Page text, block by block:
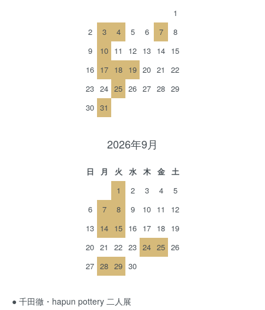
1
2
3 4 5 6 7
8
9
10 11 12 13 14 15
16 17 18 19 20 21
22
23 24 25 26 27 28 29
30 31
2026年9月
日 月 火 水 木 金
土
1
2 3 4
5
6
7 8 9 10 11
12
13 14 15 16 17 18 19
20 21 22 23 24 25 26
27 28 29 30
● 千田徹・hapun pottery 二人展